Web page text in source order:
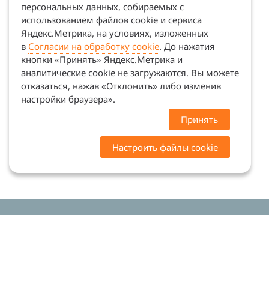
персональных данных, собираемых с
использованием файлов cookie и сервиса
Яндекс.Метрика, на условиях, изложенных
в Согласии на обработку cookie. До нажатия
кнопки «Принять» Яндекс.Метрика и
аналитические cookie не загружаются. Вы можете
отказаться, нажав «Отклонить» либо изменив
настройки браузера».
Принять
Настроить файлы cookie